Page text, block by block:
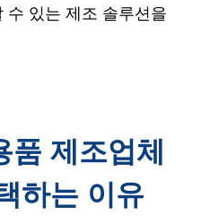
수 있는 제조 솔루션을
품 제조업체
하는 이유